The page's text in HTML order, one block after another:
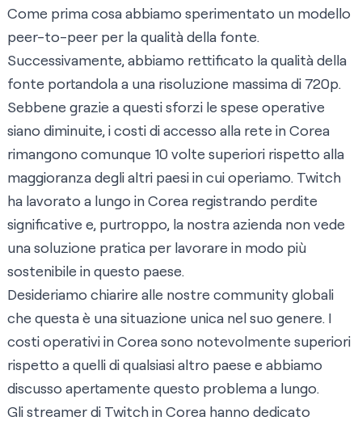
Come prima cosa abbiamo sperimentato un modello
peer-to-peer per la qualità della fonte.
Successivamente, abbiamo rettificato la qualità della
fonte portandola a una risoluzione massima di 720p.
Sebbene grazie a questi sforzi le spese operative
siano diminuite, i costi di accesso alla rete in Corea
rimangono comunque 10 volte superiori rispetto alla
maggioranza degli altri paesi in cui operiamo. Twitch
ha lavorato a lungo in Corea registrando perdite
significative e, purtroppo, la nostra azienda non vede
una soluzione pratica per lavorare in modo più
sostenibile in questo paese.
Desideriamo chiarire alle nostre community globali
che questa è una situazione unica nel suo genere. I
costi operativi in Corea sono notevolmente superiori
rispetto a quelli di qualsiasi altro paese e abbiamo
discusso apertamente questo problema a lungo.
Gli streamer di Twitch in Corea hanno dedicato